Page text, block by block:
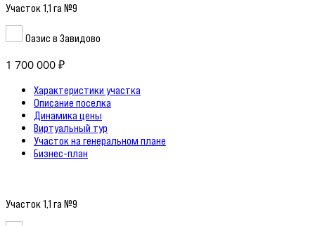
Участок 1,1 га №9
Оазис в Завидово
1 700 000 ₽
Характеристики участка
Описание поселка
Динамика цены
Виртуальный тур
Участок на генеральном плане
Бизнес-план
Участок 1,1 га №9